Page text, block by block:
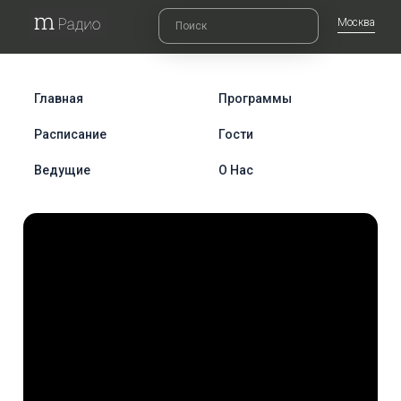
Москва
Главная Программы
Расписание Гости
Ведущие О Нас